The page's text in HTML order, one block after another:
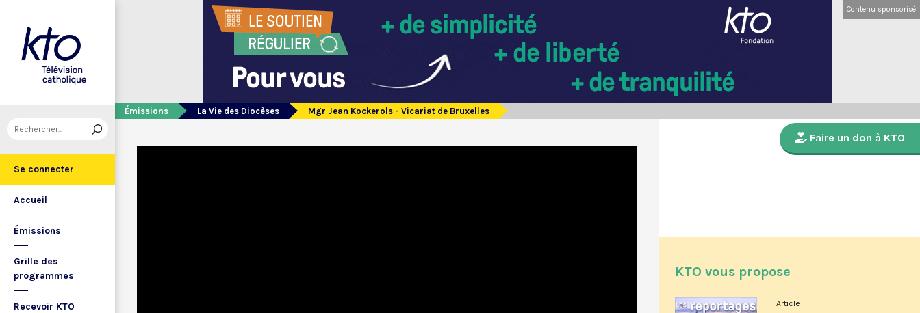
Se connecter
Accueil
Émissions
Grille des
programmes
Recevoir KTO
Contenu sponsorisé
Émissions La Vie des Diocèses Mgr Jean Kockerols - Vicariat de Bruxelles
Faire un don à KTO
KTO vous propose
Article